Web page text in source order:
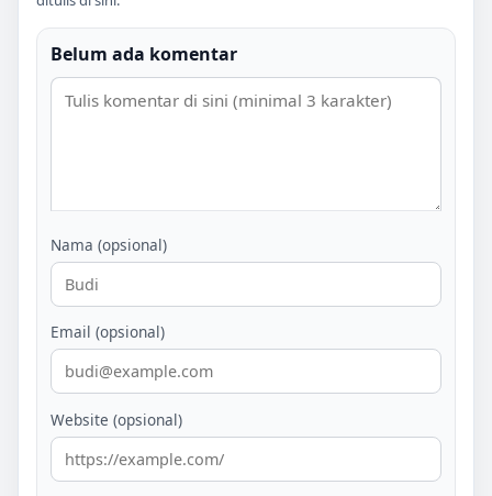
Belum ada komentar
Nama (opsional)
Email (opsional)
Website (opsional)